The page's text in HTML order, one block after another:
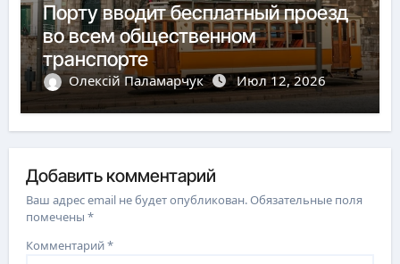
Порту вводит бесплатный проезд
во всем общественном
транспорте
Олексій Паламарчук Июл 12, 2026
Добавить комментарий
Ваш адрес email не будет опубликован.Обязательные поля
помечены*
Комментарий*